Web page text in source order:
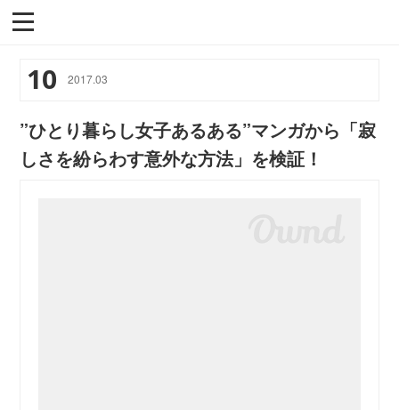
10 2017.03
”ひとり暮らし女子あるある”マンガから「寂
しさを紛らわす意外な方法」を検証！